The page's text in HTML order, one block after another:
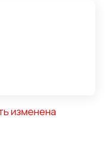
изменена